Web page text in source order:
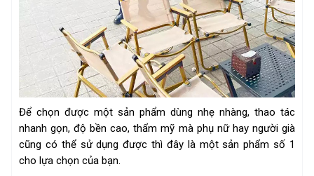
Để chọn được một sản phẩm dùng nhẹ nhàng, thao tác
nhanh gọn, độ bền cao, thẩm mỹ mà phụ nữ hay người già
cũng có thể sử dụng được thì đây là một sản phẩm số 1
cho lựa chọn của bạn.